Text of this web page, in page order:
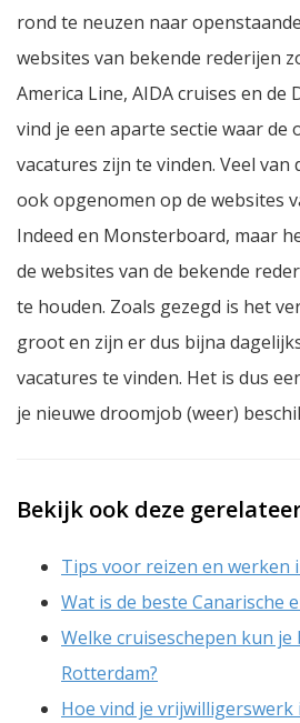
rond te neuzen naar
websites van bekende rederijen
America Line, AIDA cruises en de
vind je een aparte sectie waar de
vacatures zijn te vinden. Veel van
ook opgenomen op de websites
Indeed en Monsterboard, maar
de websites van de bekende
te houden. Zoals gezegd is het
groot en zijn er dus bijna
vacatures te vinden. Het is dus
je nieuwe droomjob (weer)
Bekijk ook deze
Tips voor reizen en werken
Wat is de beste Canarische
Welke cruiseschepen kun
Rotterdam?
Hoe vind je